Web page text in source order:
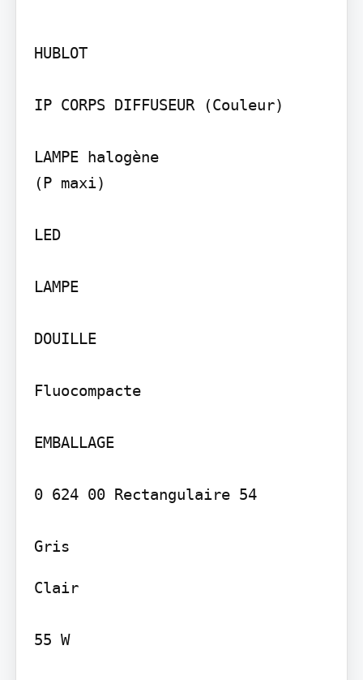
HUBLOT
IP CORPS DIFFUSEUR (Couleur)
LAMPE halogène
(P maxi)
LED
LAMPE
DOUILLE
Fluocompacte
EMBALLAGE
0 624 00 Rectangulaire 54
Clair
55 W